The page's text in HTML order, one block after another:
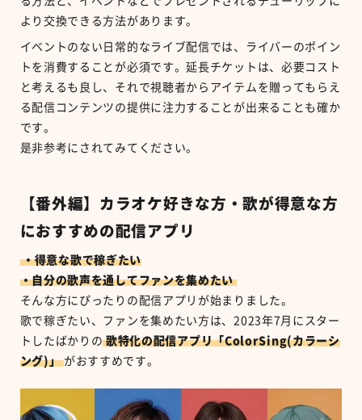
より交換できる方法があります。
イベントのない日常的なライブ配信では、ライバーのポイン
トを消費することが必須です。延長チケットは、必要コスト
と考えるも良し、それで視聴者からアイテムを贈ってもらえ
る配信コンテンツの提供に注力することが出来ることも確か
です。
是非参考にされてみてください。
【番外編】カラオケ好きな方・歌が得意な方
におすすめの配信アプリ
・得意な歌で稼ぎたい
・自分の歌声を通してファンを集めたい
そんな方にぴったりの配信アプリが始まりました。
歌で稼ぎたい、ファンを集めたい方は、2023年7月にスター
トしたばかりの 歌特化の配信アプリ「ColorSing(カラーシ
ング)」 がおすすめです。